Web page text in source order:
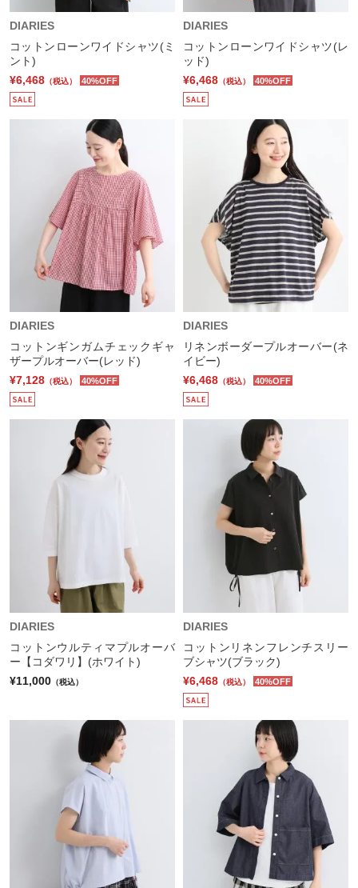
DIARIES
コットンローンワイドシャツ(ミ
ント)
¥6,468 （税込） 40%OFF
DIARIES
コットンローンワイドシャツ(レ
ッド)
¥6,468 （税込） 40%OFF
DIARIES
コットンギンガムチェックギャ
ザープルオーバー(レッド)
¥7,128 （税込） 40%OFF
DIARIES
リネンボーダープルオーバー(ネ
イビー)
¥6,468 （税込） 40%OFF
DIARIES
コットンウルティマプルオーバ
ー【コダワリ】(ホワイト)
¥11,000 （税込）
DIARIES
コットンリネンフレンチスリー
ブシャツ(ブラック)
¥6,468 （税込） 40%OFF